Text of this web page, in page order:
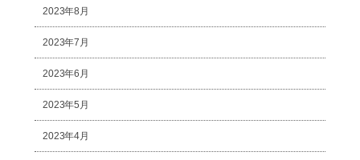
2023年8月
2023年7月
2023年6月
2023年5月
2023年4月